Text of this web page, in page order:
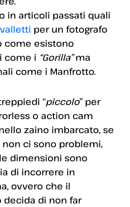
in articoli passati quali
per un fotografo
come esistono
come i “Gorilla”ma
come i Manfrotto.
“piccolo” per
o action cam
zaino imbarcato, se
ci sono problemi,
dimensioni sono
di incorrere in
ovvero che il
decida di non far